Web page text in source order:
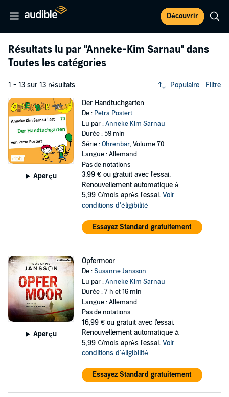
Découvrir
Résultats lu par "Anneke-Kim Sarnau" dans
Toutes les catégories
1 - 13 sur 13 résultats Populaire Filtre
Aperçu
Der Handtuchgarten
De : Petra Postert
Lu par :Anneke Kim Sarnau
Durée : 59 min
Série :Ohrenbär, Volume 70
Langue : Allemand
Pas de notations
3,99 € ou gratuit avec l'essai.
Renouvellement automatique à
5,99 €/mois après l'essai. Voir
conditions d'éligibilité
Essayez Standard gratuitement
Aperçu
Opfermoor
De :Susanne Jansson
Lu par :Anneke Kim Sarnau
Durée : 7 h et 16 min
Langue : Allemand
Pas de notations
16,99 € ou gratuit avec l'essai.
Renouvellement automatique à
5,99 €/mois après l'essai. Voir
conditions d'éligibilité
Essayez Standard gratuitement